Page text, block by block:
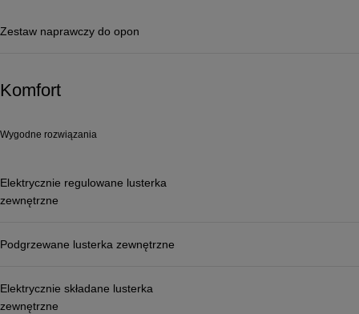
Zestaw naprawczy do opon
Komfort
Wygodne rozwiązania
Elektrycznie regulowane lusterka
zewnętrzne
Podgrzewane lusterka zewnętrzne
Elektrycznie składane lusterka
zewnętrzne